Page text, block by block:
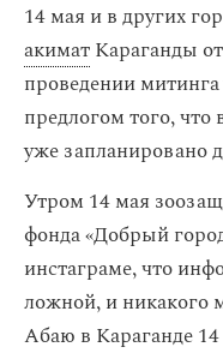
14 мая и в других
акиматКараганды
проведении
предлогом того,
уже запланировано
Утром 14 мая
фонда «Добрый
инстаграме, что
ложной, и никакого
Абаю в Караганде